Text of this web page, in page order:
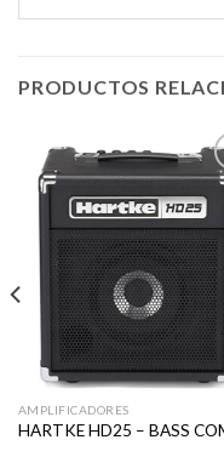
PRODUCTOS
a
lista
AMPLIFICADORES
HARTKE HD25 – BASS